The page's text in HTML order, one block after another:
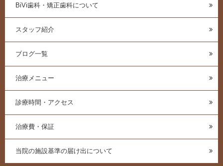
BiVi歯科・矯正歯科について
スタッフ紹介
ブログ一覧
治療メニュー
診療時間・アクセス
治療費・保証
当院の施設基準の届け出について